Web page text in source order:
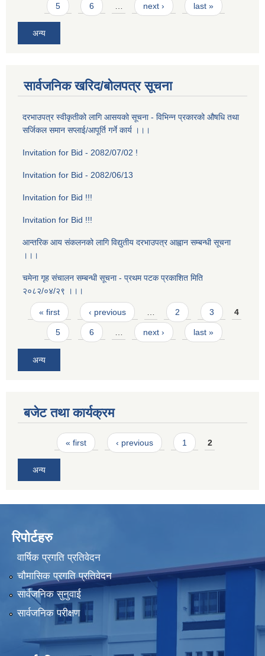
5 6 next › last »
अन्य
सार्वजनिक खरिद/बोलपत्र सूचना
दरभाउपत्र स्वीकृतीको लागि आसयको सूचना - विभिन्न प्रकारको औषधि तथा
सर्जिकल समान सप्लाई/आपूर्ति गर्ने कार्य ।।।
Invitation for Bid - 2082/07/02 !
Invitation for Bid - 2082/06/13
Invitation for Bid !!!
Invitation for Bid !!!
आन्तरिक आय संकलनको लागि विद्युतीय दरभाउपत्र आह्वान सम्बन्धी सूचना
।।।
चमेना गृह स‌ंचालन सम्बन्धी सूचना - प्रथम पटक प्रकाशित मिति
२०८२/०४/२९ ।।।
Pages
« first ‹ previous … 2 3 4
5 6 … next › last »
अन्य
बजेट तथा कार्यक्रम
Pages« first ‹ previous 1 2
अन्य
रिपोर्टहरु
वार्षिक प्रगति प्रतिवेदन
चौमासिक प्रगति प्रतिवेदन
सार्वजनिक सुनुवाई
सार्वजनिक परीक्षण